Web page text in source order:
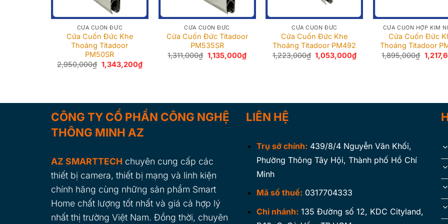
CỬA CUỐN ĐỨC
Cửa Cuốn Đức Khe
Thoáng Titadoor
PM50SR
2,950,000₫ Giá
gốc
1,343,200₫Giá
hiện
CỬA CUỐN ĐỨC
Cửa Cuốn Đức Titadoor
PM535SR
1,311,000₫ Giá
gốc
1,135,000₫Giá
hiện
CỬA CUỐN ĐỨC
Cửa Cuốn Đức Khe
Thoáng Titadoor PM492
1,223,000₫ Giá
gốc
1,053,000₫Giá
CỬA CUỐN HỢP KIM
Cửa Cuốn Đức
Thoáng Titadoor
1,895,000₫ Giá
gốc
CÔNG TY CỔ PHẦN CÔNG NGHỆ
THÔNG MINH AZ
AZ SMARTTECH chuyên cung cấp các
thiết bị camera, thiết bị mạng và linh kiện
chính hãng cùng những sản phẩm Smart
Home chất lượng tốt nhất và giá cả hợp lý
nhất thị trường Việt Nam. Đồng thời, chuyên
LIÊN HỆ
Trụ sở chính: 439/8/4 Nguyễn Văn Khối,
Phường Thông Tây Hội, Thành phố Hồ Chí
Minh
Mã số thuế: 0317704333
Chi nhánh: 135 Đường số 12, KDC Cityland,